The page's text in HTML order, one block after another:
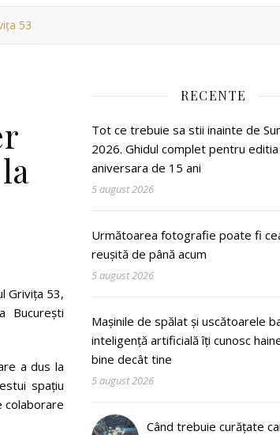
53
Grivița 53,
București
a dus la
spațiu
colaborare
RECENTE
Tot ce trebuie sa stii inainte de
2026. Ghidul complet pentru editia
aniversara de 15 ani
5 august 2026
Următoarea fotografie poate fi
reușită de până acum
5 august 2026
Mașinile de spălat și uscătoarele
inteligență artificială îți cunosc
bine decât tine
5 august 2026
Când trebuie curățate